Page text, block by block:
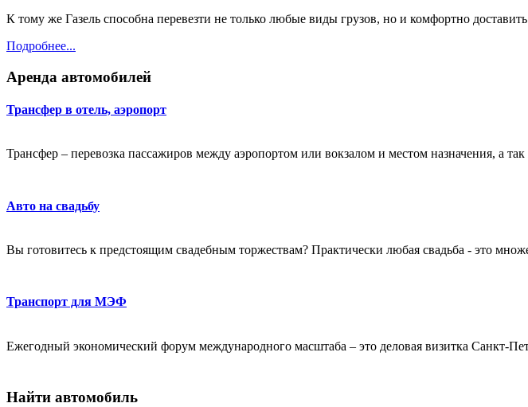
К тому же Газель способна перевезти не только любые виды грузов, но и комфортно
Подробнее...
Аренда автомобилей
Трансфер в отель, аэропорт
Трансфер – перевозка пассажиров между аэропортом или вокзалом и местом назначения, а
Авто на свадьбу
Вы готовитесь к предстоящим свадебным торжествам? Практически любая свадьба - это
Транспорт для МЭФ
Ежегодный экономический форум международного масштаба – это деловая визитка Санкт-
Найти автомобиль